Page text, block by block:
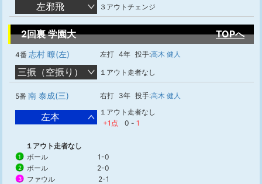
左邪飛 ３アウトチェンジ
2回裏 学園大 TOPへ
4番 志村 瞭(左) 左打 4年 投手:高木 健人
三振（空振り） １アウト走者なし
5番 南 泰成(三) 右打 3年 投手:高木 健人
左本
１アウト走者なし
+1点
0 - 1
１アウト走者なし
1 ボール 1-0
2 ボール 2-0
3 ファウル 2-1